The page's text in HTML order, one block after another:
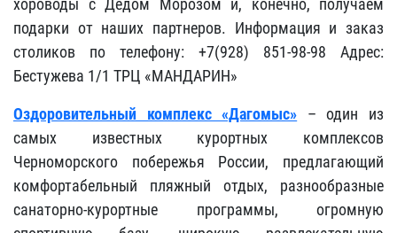
хороводы с Дедом Морозом и, конечно, получаем
подарки от наших партнеров. Информация и заказ
столиков по телефону: +7(928) 851-98-98 Адрес:
Бестужева 1/1 ТРЦ «МАНДАРИН»
Оздоровительный комплекс «Дагомыс» – один из
самых известных курортных комплексов
Черноморского побережья России, предлагающий
комфортабельный пляжный отдых, разнообразные
санаторно-курортные программы, огромную